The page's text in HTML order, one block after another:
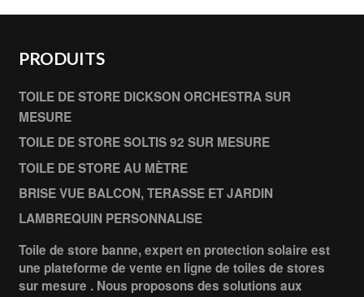
PRODUITS
TOILE DE STORE DICKSON ORCHESTRA SUR
MESURE
TOILE DE STORE SOLTIS 92 SUR MESURE
TOILE DE STORE AU MÈTRE
BRISE VUE BALCON, TERASSE ET JARDIN
LAMBREQUIN PERSONNALISE
Toile de store banne, expert en protection solaire est
une plateforme de vente en ligne de toiles de stores
sur mesure . Nous proposons des solutions aux